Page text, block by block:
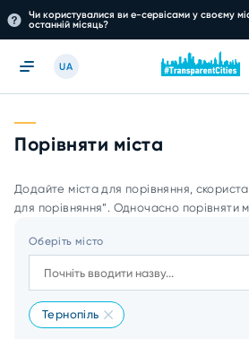
Чи користувалися ви е-сервісами у своєму
останній місяць?
UA
Порівняти міста
Додайте міста для порівняння,
для порівняння”. Одночасно порівняти
Оберіть місто
Тернопіль